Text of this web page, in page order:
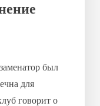
был
для
говорит о